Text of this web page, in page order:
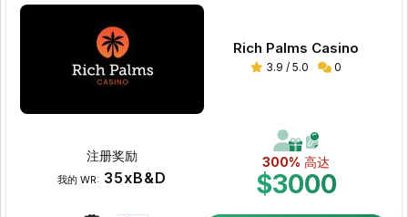
Rich Palms Casino
3.9 / 5.0 0
300% 高达
$3000
注册奖励
我的 WR: 35xB&D